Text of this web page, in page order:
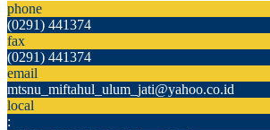
phone
(0291) 441374
fax
(0291) 441374
email
mtsnu_miftahul_ulum_jati@yahoo.co.id
local
: